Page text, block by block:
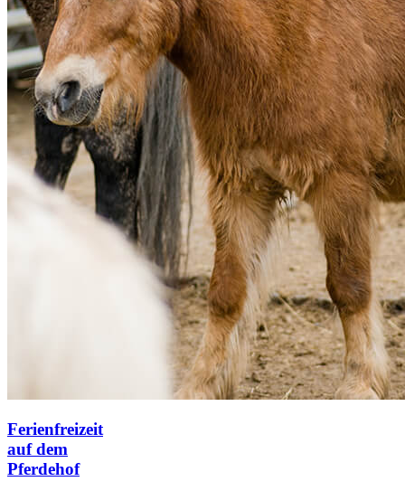
Ferienfreizeit
auf dem
Pferdehof